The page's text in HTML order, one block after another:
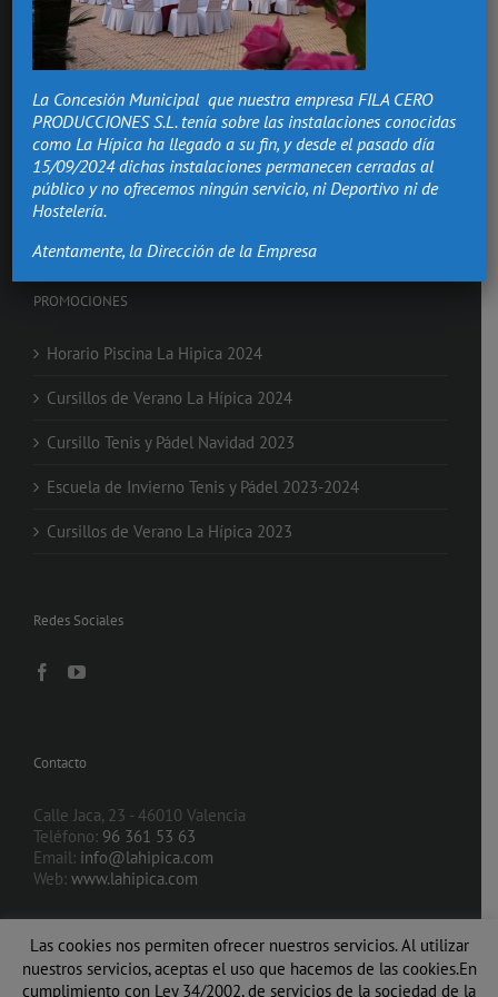
Hacemos de los momentos más importantes de tu vida,
Bodas Valencia
Salón Comuniones
Celebraciones
Eventos de Empresa
Nochevieja en Valencia
PROMOCIONES
Horario Piscina La Hipica 2024
Cursillos de Verano La Hípica 2024
Cursillo Tenis y Pádel Navidad 2023
Escuela de Invierno Tenis y Pádel 2023-2024
Cursillos de Verano La Hípica 2023
Redes Sociales
Contacto
Calle Jaca, 23 - 46010 Valencia
Teléfono: 96 361 53 63
Email: info@lahipica.com
Web: www.lahipica.com
Las cookies nos permiten ofrecer nuestros servicios. Al utilizar
nuestros servicios, aceptas el uso que hacemos de las cookies.En
cumplimiento con Ley 34/2002, de servicios de la sociedad de la
La Concesión Municipal que nuestra empresa FILA CERO
PRODUCCIONES S.L. tenía sobre las instalaciones conocidas
como La Hípica ha llegado a su fin, y desde el pasado día
15/09/2024 dichas instalaciones permanecen cerradas al
público y no ofrecemos ningún servicio, ni Deportivo ni de
Hostelería.
Atentamente, la Dirección de la Empresa